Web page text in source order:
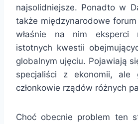
najsolidniejsze. Ponadto w
także międzynarodowe
właśnie na nim eksperci
istotnych kwestii
globalnym ujęciu. Pojawiają
specjaliści z ekonomii, ale
członkowie rządów różnych
Choć obecnie problem ten